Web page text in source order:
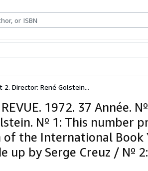
2. Director: René Golstein...
REVUE. 1972. 37 Année.
Nº 1: This number
of the International Book
up by Serge Creuz / Nº